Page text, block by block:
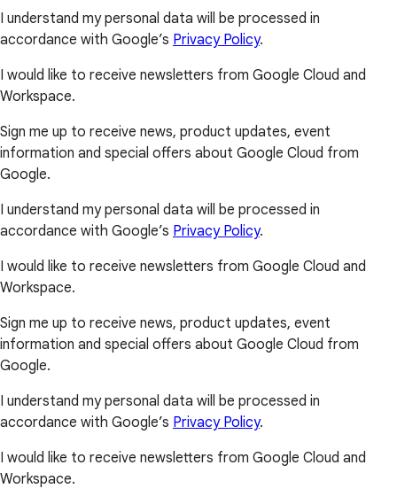
I understand my personal data will be processed in
accordance with Google’s Privacy Policy.
I would like to receive newsletters from Google Cloud and
Workspace.
Sign me up to receive news, product updates, event
information and special offers about Google Cloud from
Google.
I understand my personal data will be processed in
accordance with Google’s Privacy Policy.
I would like to receive newsletters from Google Cloud and
Workspace.
Sign me up to receive news, product updates, event
information and special offers about Google Cloud from
Google.
I understand my personal data will be processed in
accordance with Google’s Privacy Policy.
I would like to receive newsletters from Google Cloud and
Workspace.